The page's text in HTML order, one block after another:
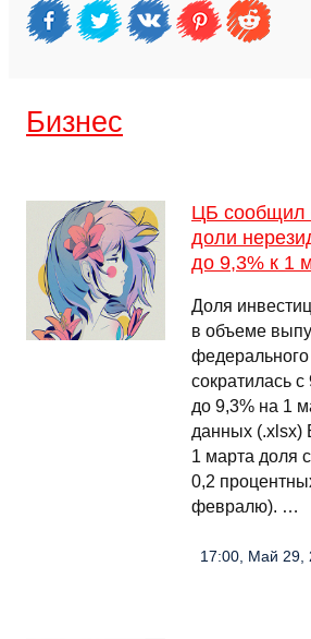
Бизнес
ЦБ сообщил
доли
до 9,3% к 1
Доля
в объеме
сократилась
до 9,3% на 1
данных (.xlsx)
1 марта доля
0,2
февралю). …
17:00, Май 29,